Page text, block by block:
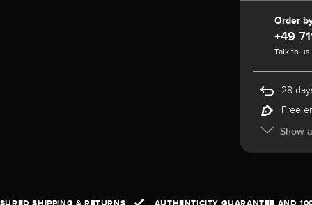
Order
+49
Talk to
28
Free
Show
SHIPPING & RETURNS AUTHENTICITY GUARANTEE AND